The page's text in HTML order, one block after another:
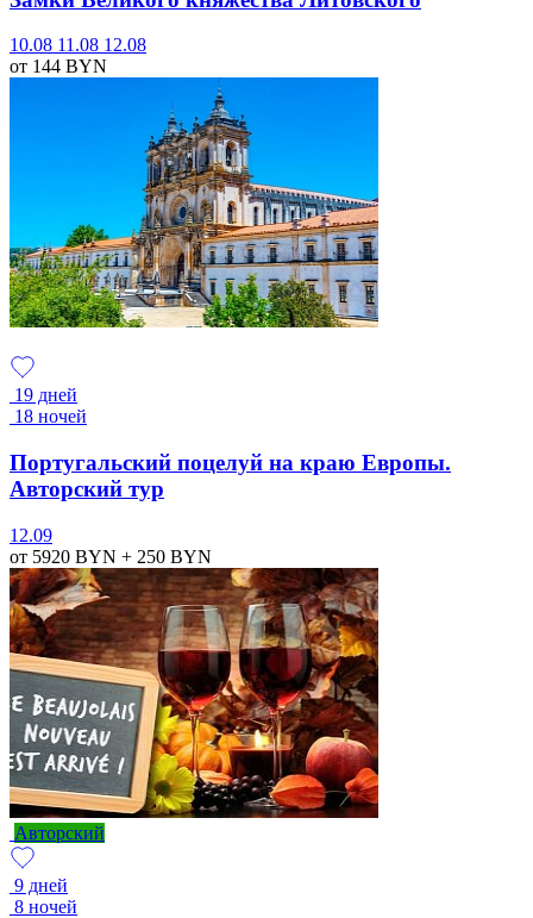
10.08 11.08 12.08
от 144 BYN
19 дней
18 ночей
Португальский поцелуй на краю Европы.
Авторский тур
12.09
от 5920 BYN + 250 BYN
Авторский
9 дней
8 ночей